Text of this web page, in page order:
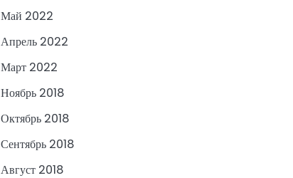
Май 2022
Апрель 2022
Март 2022
Ноябрь 2018
Октябрь 2018
Сентябрь 2018
Август 2018